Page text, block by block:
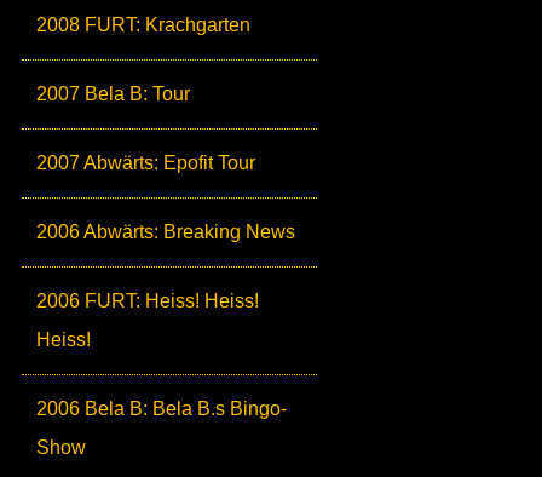
2008 FURT: Krachgarten
2007 Bela B: Tour
2007 Abwärts: Epofit Tour
2006 Abwärts: Breaking News
2006 FURT: Heiss! Heiss!
Heiss!
2006 Bela B: Bela B.s Bingo-
Show